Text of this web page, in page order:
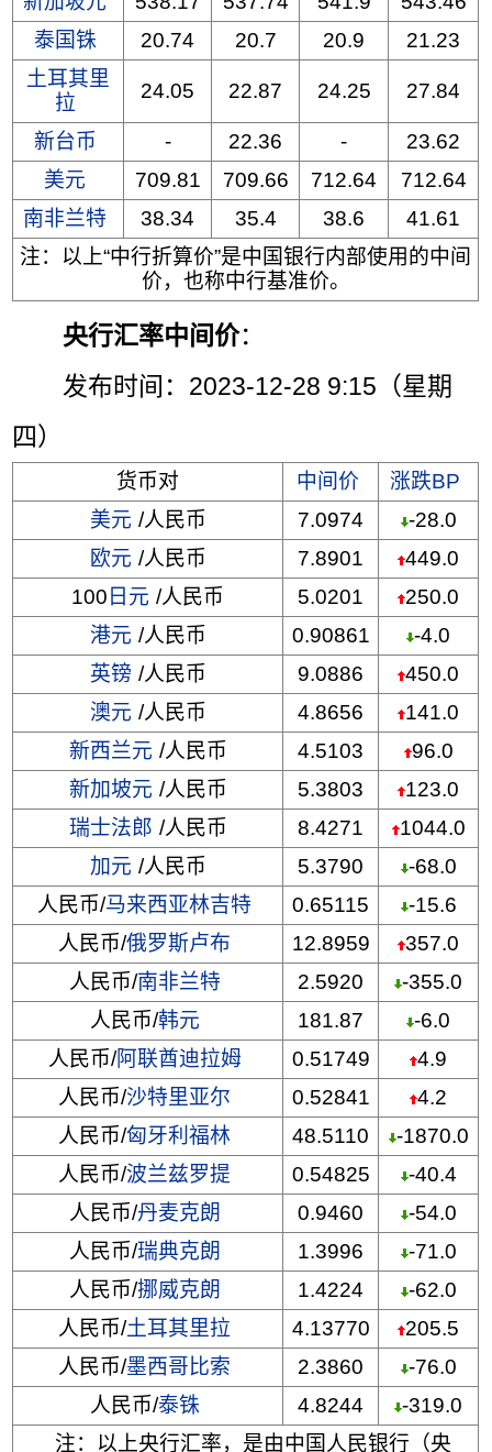
泰国铢
20.74 20.7 20.9
21.23
土耳其里
拉
24.05 22.87 24.25 27.84
新台币 - 22.36 -
23.62
美元
709.81 709.66 712.64
712.64
南非兰特
38.34 35.4 38.6
41.61
注：以上“中行折算价”是中国银行内部使用的中间
价，也称中行基准价。
央行汇率中间价：
发布时间：2023-12-28 9:15（星期
四）
货币对 中间价
涨跌BP
美元 /人民币 7.0974
-28.0
欧元 /人民币 7.8901
449.0
100 日元 /人民币 5.0201
250.0
港元 /人民币 0.90861
-4.0
英镑 /人民币 9.0886
450.0
澳元 /人民币 4.8656
141.0
新西兰元 /人民币 4.5103
96.0
新加坡元 /人民币 5.3803
123.0
瑞士法郎 /人民币 8.4271
1044.0
加元 /人民币 5.3790
-68.0
人民币/马来西亚林吉特 0.65115
-15.6
人民币/俄罗斯卢布 12.8959
357.0
人民币/南非兰特 2.5920
-355.0
人民币/韩元 181.87
-6.0
人民币/阿联酋迪拉姆 0.51749
4.9
人民币/沙特里亚尔 0.52841
4.2
人民币/匈牙利福林 48.5110
-1870.0
人民币/波兰兹罗提 0.54825
-40.4
人民币/丹麦克朗 0.9460
-54.0
人民币/瑞典克朗 1.3996
-71.0
人民币/挪威克朗 1.4224
-62.0
人民币/土耳其里拉 4.13770
205.5
人民币/墨西哥比索 2.3860
-76.0
人民币/泰铢 4.8244
-319.0
注：以上央行汇率，是由中国人民银行（央